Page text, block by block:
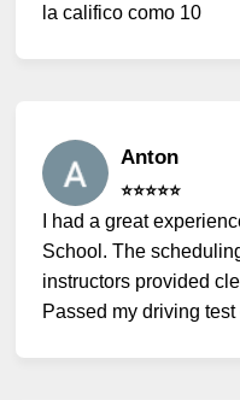
la califico como 10
Anton
⭐️⭐️⭐️⭐️⭐️
I had a great
School. The
instructors provided
Passed my driving test